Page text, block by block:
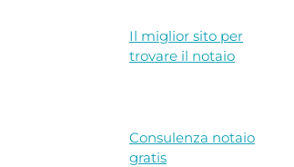
Il miglior sito per
trovare il notaio
Consulenza notaio
gratis